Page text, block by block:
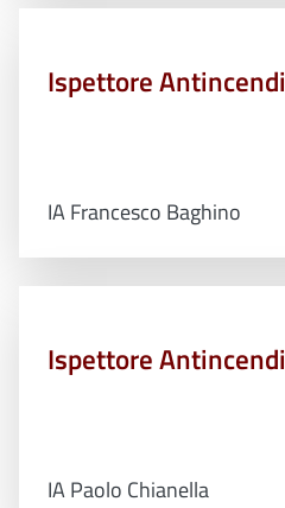
Ispettore Antincendi
IA Francesco Baghino
Ispettore Antincendi
IA Paolo Chianella